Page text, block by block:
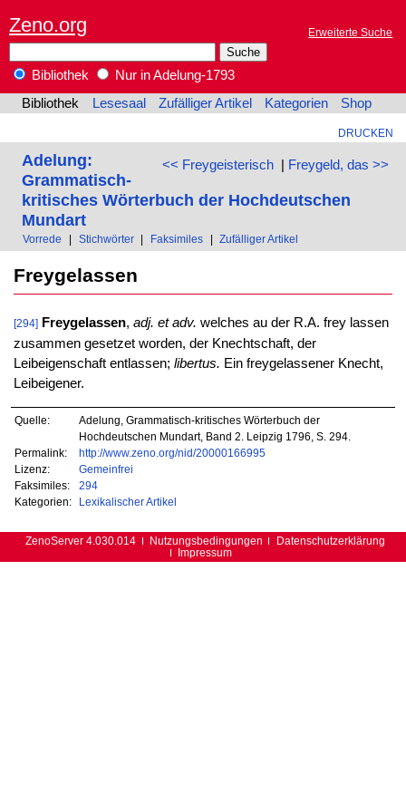
Zeno.org Erweiterte Suche
Bibliothek
Nur in Adelung-1793
Bibliothek
Lesesaal Zufälliger Artikel Kategorien Shop
DRUCKEN
<< Freygeisterisch| Freygeld, das >>
Adelung:
Grammatisch-
kritisches Wörterbuch der Hochdeutschen
Mundart
Vorrede Stichwörter Faksimiles Zufälliger Artikel
Freygelassen
[294] Freygelassen, adj. et adv. welches au der R.A. frey lassen
zusammen gesetzet worden, der Knechtschaft, der
Leibeigenschaft entlassen; libertus. Ein freygelassener Knecht,
Leibeigener.
Quelle:
Adelung, Grammatisch-kritisches Wörterbuch der
Hochdeutschen Mundart, Band 2. Leipzig 1796, S. 294.
Permalink:
http://www.zeno.org/nid/20000166995
Lizenz:
Gemeinfrei
Faksimiles:
294
Kategorien:
Lexikalischer Artikel
ZenoServer 4.030.014 Nutzungsbedingungen
Datenschutzerklärung
Impressum